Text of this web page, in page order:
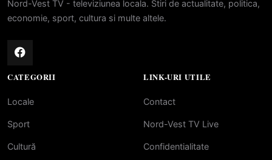
Nord-Vest TV - televiziunea locala. Stiri de actualitate, politica,
economie, sport, cultura si multe altele.
CATEGORII
Locale
Sport
Cultură
LINK-URI UTILE
Contact
Nord-Vest TV Live
Confidentialitate